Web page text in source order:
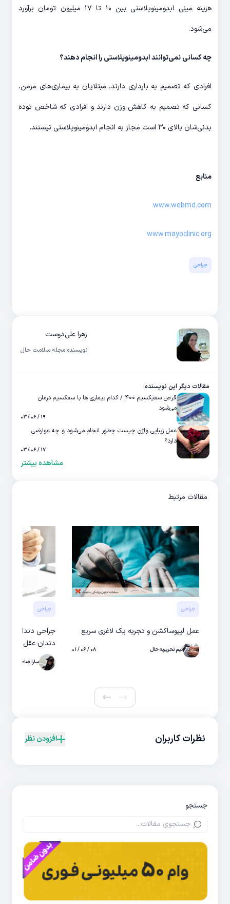
هزینه مینی ابدومینوپلاستی بین ۱۰ تا ۱۷ میلیون تومان برآورد
می‌شود.
چه کسانی نمی‌توانند ابدومینوپلاستی را انجام دهند؟
افرادی که تصمیم به بارداری دارند، مبتلایان به بیماری‌های مزمن،
کسانی که تصمیم به کاهش وزن دارند و افرادی که شاخص توده
بدنی‌شان بالای ۳۰ است مجاز به انجام ابدومینوپلاستی نیستند.
منابع
www.webmd.com
www.mayoclinic.org
جراحی
زهرا علی‌دوست
نویسنده مجله سلامت حال
مقالات دیگر این نویسنده:
قرص سفیکسیم ۴۰۰ / کدام بیماری ها با سفکسیم درمان
می‌شود
۱۹ / ۰۶ / ۰۳
عمل زیبایی واژن چیست چطور انجام می‌شود و چه عوارضی
دارد؟
۱۷ / ۰۶ / ۰۳
مشاهده بیشتر
مقالات مرتبط
جراحی
عمل لیپوساکشن و تجربه یک لاغری سریع
تیم تحریریه حال ۰۸ / ۰۶ / ۰۱
جراحی
جراحی دندان عقل
دندان عقل بدانید
سارا صاحبی
نظرات کاربران افزودن نظر
جستجو